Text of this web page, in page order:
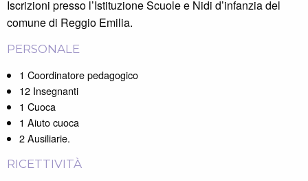
Iscrizioni presso l’Istituzione Scuole e Nidi d’infanzia del
comune di Reggio Emilia.
PERSONALE
1 Coordinatore pedagogico
12 Insegnanti
1 Cuoca
1 Aiuto cuoca
2 Ausiliarie.
RICETTIVITÀ